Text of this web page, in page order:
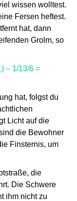
wissen wolltest.
Fersen heftest.
hat, dann
Grolm, so
– 1/13/6 =
hat, folgst du
Licht auf die
die Bewohner
Finsternis, um
die
Die Schwere
ihm nicht zu